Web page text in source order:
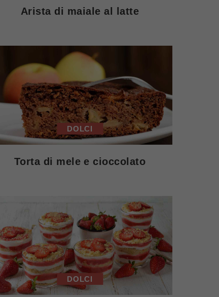
Arista di maiale al latte
DOLCI
Torta di mele e cioccolato
DOLCI